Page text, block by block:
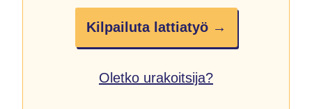
Kilpailuta lattiatyö →
Oletko urakoitsija?